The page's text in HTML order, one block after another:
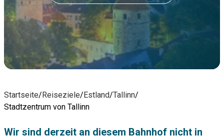
Startseite/Reiseziele/Estland/Tallinn/
Stadtzentrum von Tallinn
Wir sind derzeit an diesem Bahnhof nicht in